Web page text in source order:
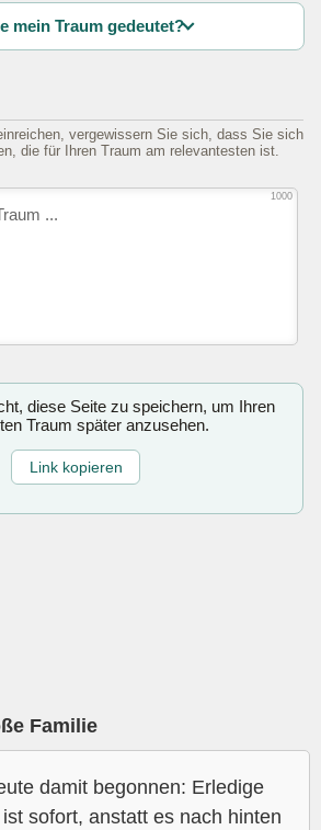
mein Traum gedeutet?
vergewissern Sie sich, dass Sie sich
die für Ihren Traum am relevantesten ist.
1000
diese Seite zu speichern, um Ihren
Traum später anzusehen.
Link kopieren
Familie
damit begonnen: Erledige
sofort, anstatt es nach hinten